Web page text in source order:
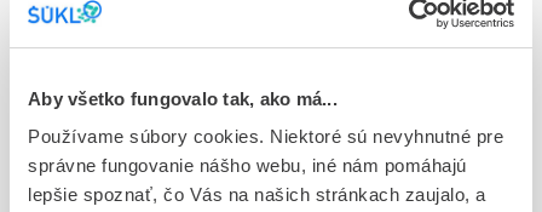
Aby všetko fungovalo tak, ako má...
Používame súbory cookies. Niektoré sú nevyhnutné pre
správne fungovanie nášho webu, iné nám pomáhajú
lepšie spoznať, čo Vás na našich stránkach zaujalo, a
24/0247/25-S
tbl 100x20 mg (blis.PVC/PVDC/Al)
R - Aktuálna registrácia